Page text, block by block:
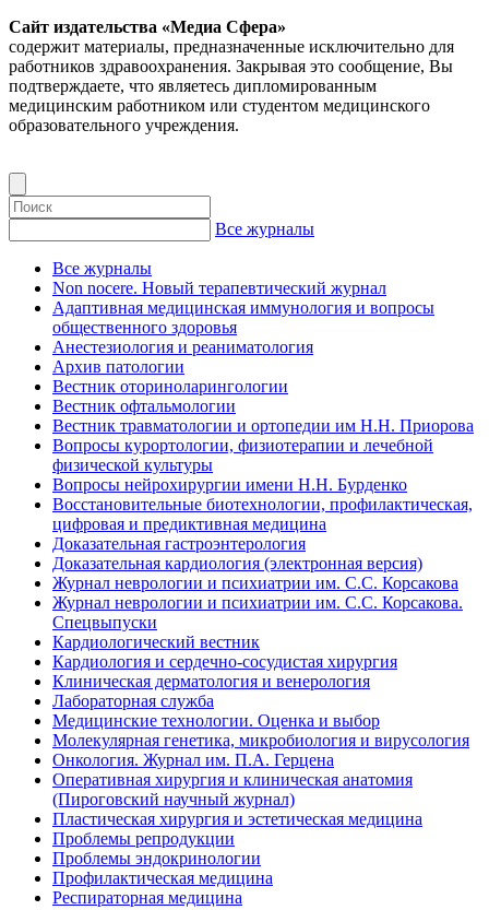
Сайт издательства «Медиа Сфера»
содержит материалы, предназначенные исключительно для
работников здравоохранения. Закрывая это сообщение, Вы
подтверждаете, что являетесь дипломированным
медицинским работником или студентом медицинского
образовательного учреждения.
Все журналы
Все журналы
Non nocere. Новый терапевтический журнал
Адаптивная медицинская иммунология и вопросы
общественного здоровья
Анестезиология и реаниматология
Архив патологии
Вестник оториноларингологии
Вестник офтальмологии
Вестник травматологии и ортопедии им Н.Н. Приорова
Вопросы курортологии, физиотерапии и лечебной
физической культуры
Вопросы нейрохирургии имени Н.Н. Бурденко
Восстановительные биотехнологии, профилактическая,
цифровая и предиктивная медицина
Доказательная гастроэнтерология
Доказательная кардиология (электронная версия)
Журнал неврологии и психиатрии им. С.С. Корсакова
Журнал неврологии и психиатрии им. С.С. Корсакова.
Спецвыпуски
Кардиологический вестник
Кардиология и сердечно-сосудистая хирургия
Клиническая дерматология и венерология
Лабораторная служба
Медицинские технологии. Оценка и выбор
Молекулярная генетика, микробиология и вирусология
Онкология. Журнал им. П.А. Герцена
Оперативная хирургия и клиническая анатомия
(Пироговский научный журнал)
Пластическая хирургия и эстетическая медицина
Проблемы репродукции
Проблемы эндокринологии
Профилактическая медицина
Респираторная медицина